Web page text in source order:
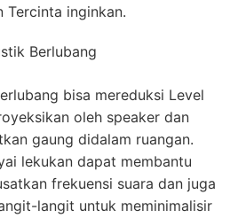
Tercinta inginkan.
Berlubang
bisa mereduksi Level
oleh speaker dan
gaung didalam ruangan.
lekukan dapat membantu
frekuensi suara dan juga
langit untuk meminimalisir